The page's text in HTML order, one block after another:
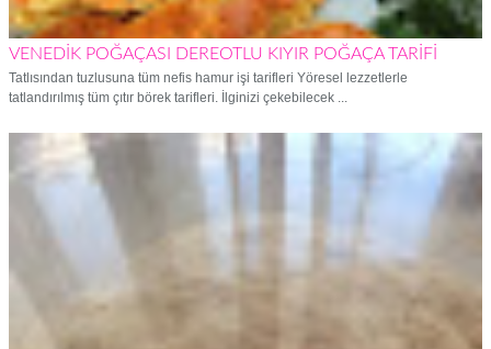
VENEDİK POĞAÇASI DEREOTLU KIYIR POĞAÇA TARİFİ
Tatlısından tuzlusuna tüm nefis hamur işi tarifleri Yöresel lezzetlerle
tatlandırılmış tüm çıtır börek tarifleri. İlginizi çekebilecek ...